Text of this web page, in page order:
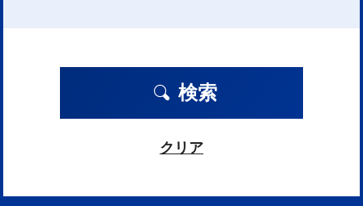
検索
クリア